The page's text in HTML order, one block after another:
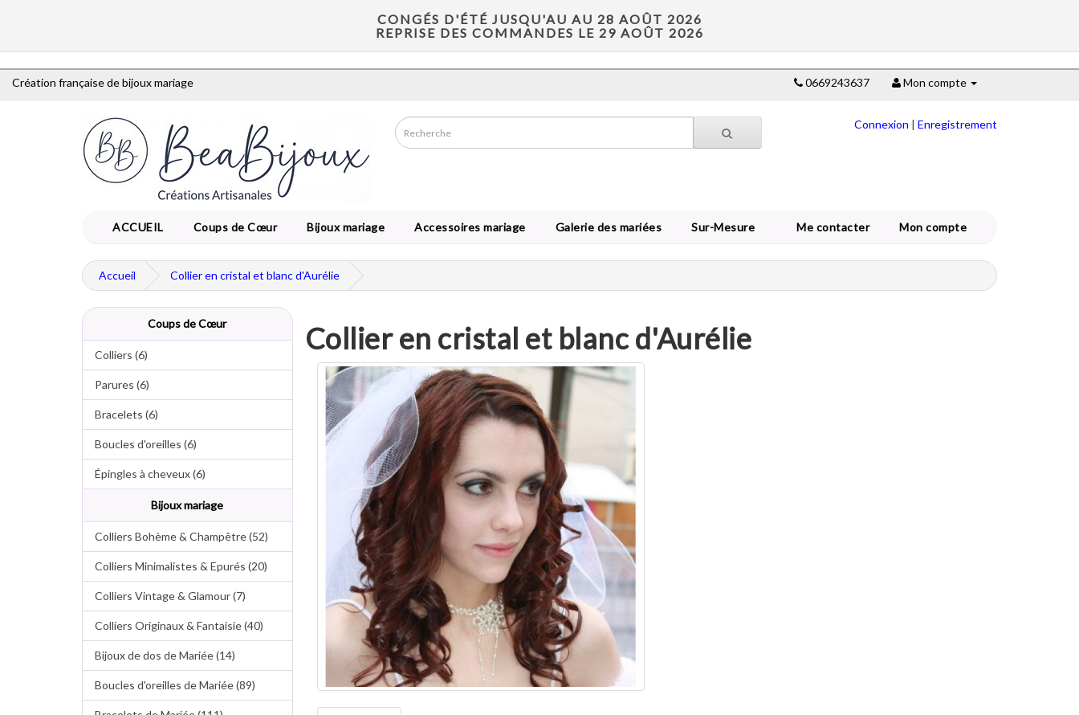
CONGÉS D'ÉTÉ JUSQU'AU AU 28 AOÛT 2026
REPRISE DES COMMANDES LE 29 AOÛT 2026
Création française de bijoux mariage 0669243637 Mon compte
Connexion | Enregistrement
ACCUEIL Coups de Cœur Bijoux mariage Accessoires mariage Galerie des mariées Sur-Mesure Me contacter Mon compte
Accueil Collier en cristal et blanc d'Aurélie
Coups de Cœur
Colliers (6)
Parures (6)
Bracelets (6)
Boucles d'oreilles (6)
Épingles à cheveux (6)
Bijoux mariage
Colliers Bohème & Champêtre (52)
Colliers Minimalistes & Epurés (20)
Colliers Vintage & Glamour (7)
Colliers Originaux & Fantaisie (40)
Bijoux de dos de Mariée (14)
Boucles d'oreilles de Mariée (89)
Collier en cristal et blanc d'Aurélie